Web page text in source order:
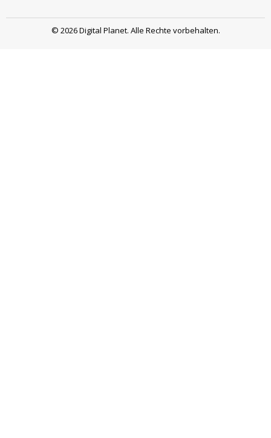
© 2026 Digital Planet. Alle Rechte vorbehalten.